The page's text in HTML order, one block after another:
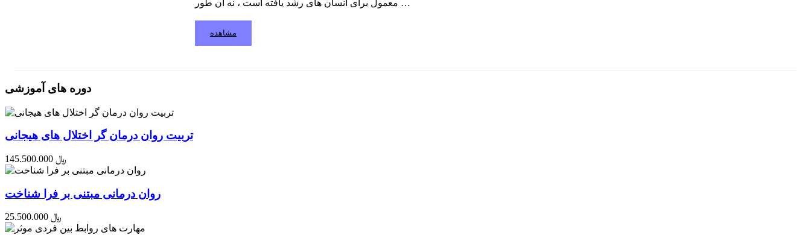
معمول برای انسان های رشد یافته است ، نه آن طور …
مشاهده
دوره های آموزشی
تربیت روان درمان گر اختلال های هیجانی
145.500.000 ﷼
روان درمانی مبتنی بر فرا شناخت
25.500.000 ﷼